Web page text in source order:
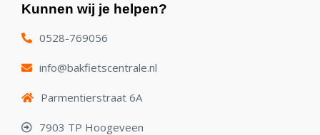
Kunnen wij je helpen?
0528-769056
info@bakfietscentrale.nl
Parmentierstraat 6A
7903 TP Hoogeveen